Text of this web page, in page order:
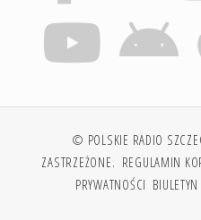
© POLSKIE RADIO
ZASTRZEŻONE. REGULAMIN
PRYWATNOŚCI